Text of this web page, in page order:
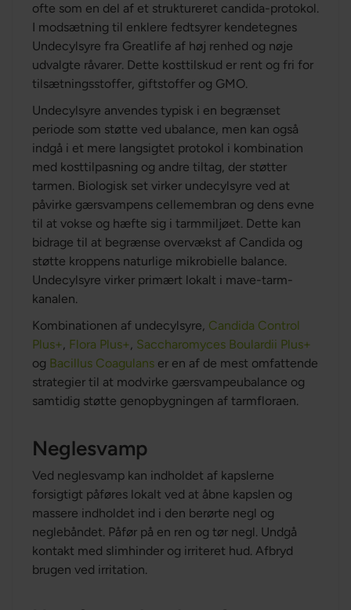
ofte som en del af et struktureret candida-protokol.
I modsætning til enklere fedtsyrer kendetegnes
Undecylsyre fra Greatlife af høj renhed og nøje
udvalgte råvarer. Dette kosttilskud er rent og fri for
tilsætningsstoffer, giftstoffer og GMO.
Undecylsyre anvendes typisk i en begrænset
periode som støtte ved ubalance, men kan også
indgå i et mere langsigtet protokol i kombination
med kosttilpasning og andre tiltag, der støtter
tarmen. Biologisk set virker undecylsyre ved at
påvirke gærsvampens cellemembran og dens evne
til at vokse og hæfte sig i tarmmiljøet. Dette kan
bidrage til at begrænse overvækst af Candida og
støtte kroppens naturlige mikrobielle balance.
Undecylsyre virker primært lokalt i mave-tarm-
kanalen.
Kombinationen af undecylsyre, Candida Control
Plus+, Flora Plus+, Saccharomyces Boulardii Plus+
og Bacillus Coagulans er en af de mest omfattende
strategier til at modvirke gærsvampeubalance og
samtidig støtte genopbygningen af tarmfloraen.
Neglesvamp
Ved neglesvamp kan indholdet af kapslerne
forsigtigt påføres lokalt ved at åbne kapslen og
massere indholdet ind i den berørte negl og
neglebåndet. Påfør på en ren og tør negl. Undgå
kontakt med slimhinder og irriteret hud. Afbryd
brugen ved irritation.